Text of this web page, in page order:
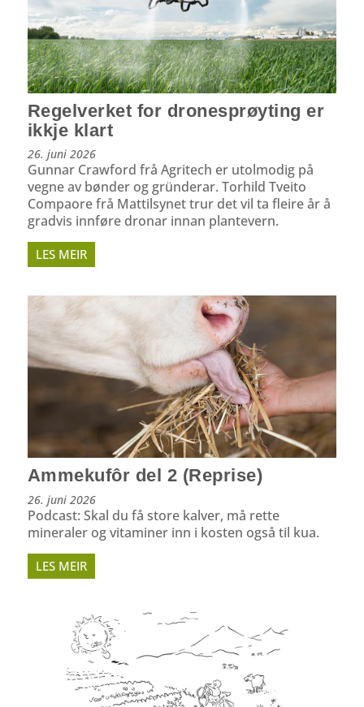
Regelverket for dronesprøyting er
ikkje klart
26. juni 2026
Gunnar Crawford frå Agritech er utolmodig på
vegne av bønder og gründerar. Torhild Tveito
Compaore frå Mattilsynet trur det vil ta fleire år å
gradvis innføre dronar innan plantevern.
LES MEIR
Ammekufôr del 2 (Reprise)
26. juni 2026
Podcast: Skal du få store kalver, må rette
mineraler og vitaminer inn i kosten også til kua.
LES MEIR